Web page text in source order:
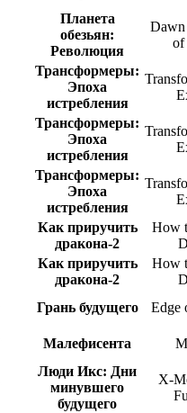
Планета
обезьян:
Революция
Dawn
of
Трансформеры:
Эпоха
истребления
Трансформеры:
Эпоха
истребления
Трансформеры:
Эпоха
истребления
Как приручить
дракона-2
How
Как приручить
дракона-2
How
Грань будущего
Edge
Малефисента
Люди Икс: Дни
минувшего
будущего
X-